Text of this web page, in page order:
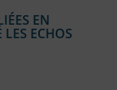
EN
ECHOS